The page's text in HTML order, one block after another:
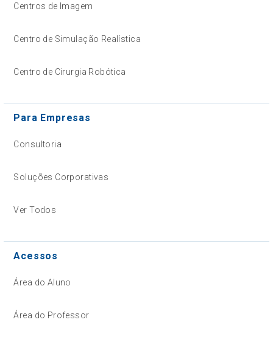
Centros de Imagem
Centro de Simulação Realística
Centro de Cirurgia Robótica
Para Empresas
Consultoria
Soluções Corporativas
Ver Todos
Acessos
Área do Aluno
Área do Professor